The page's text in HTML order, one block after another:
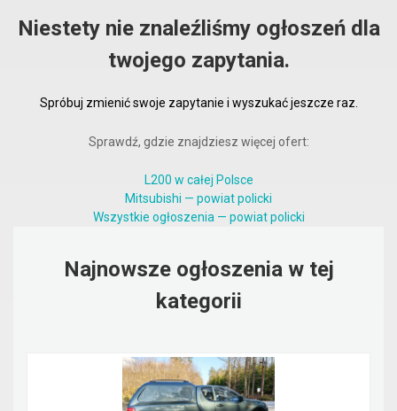
Niestety nie znaleźliśmy ogłoszeń dla
twojego zapytania.
Spróbuj zmienić swoje zapytanie i wyszukać jeszcze raz.
Sprawdź, gdzie znajdziesz więcej ofert:
L200 w całej Polsce
Mitsubishi — powiat policki
Wszystkie ogłoszenia — powiat policki
Najnowsze ogłoszenia w tej
kategorii